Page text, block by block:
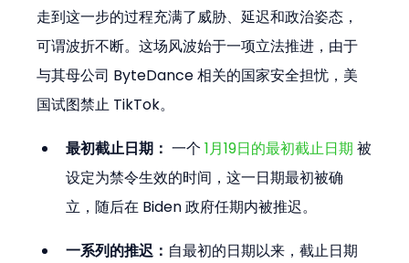
走到这一步的过程充满了威胁、延迟和政治姿态，
可谓波折不断。这场风波始于一项立法推进，由于
与其母公司 ByteDance 相关的国家安全担忧，美
国试图禁止 TikTok。
最初截止日期： 一个 1月19日的最初截止日期 被
设定为禁令生效的时间，这一日期最初被确
立，随后在 Biden 政府任期内被推迟。
一系列的推迟： 自最初的日期以来，截止日期